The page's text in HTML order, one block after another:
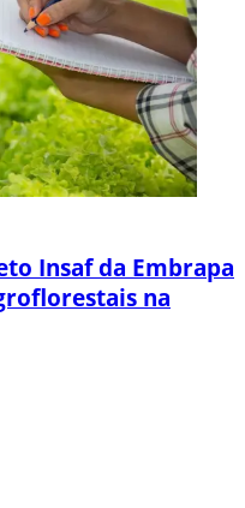
Insaf da Embrapa
na